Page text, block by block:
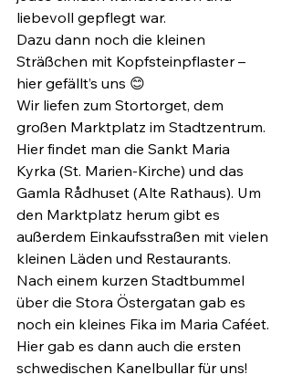
liebevoll gepflegt war.
Dazu dann noch die kleinen
Sträßchen mit Kopfsteinpflaster –
hier gefällt’s uns 😊
Wir liefen zum Stortorget, dem
großen Marktplatz im Stadtzentrum.
Hier findet man die Sankt Maria
Kyrka (St. Marien-Kirche) und das
Gamla Rådhuset (Alte Rathaus). Um
den Marktplatz herum gibt es
außerdem Einkaufsstraßen mit vielen
kleinen Läden und Restaurants.
Nach einem kurzen Stadtbummel
über die Stora Östergatan gab es
noch ein kleines Fika im Maria Caféet.
Hier gab es dann auch die ersten
schwedischen Kanelbullar für uns!